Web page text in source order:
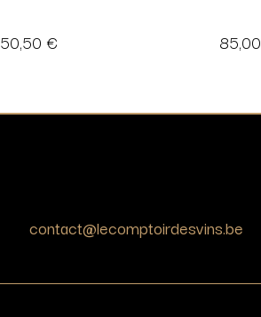
50,50 € 85,00
contact@lecomptoirdesvins.be